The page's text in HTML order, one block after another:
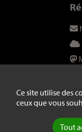
Ce site utilise des
ceux que vous
Tout